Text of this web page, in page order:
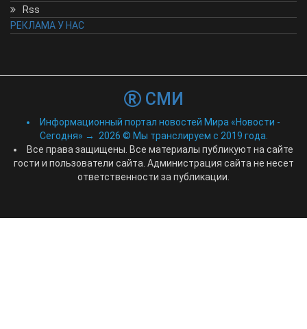
Rss
РЕКЛАМА У НАС
СМИ
Информационный портал новостей Мира «Новости -
Сегодня» → 2026 © Мы транслируем с 2019 года.
Все права защищены. Все материалы публикуют на сайте
гости и пользователи сайта. Администрация сайта не несет
ответственности за публикации.